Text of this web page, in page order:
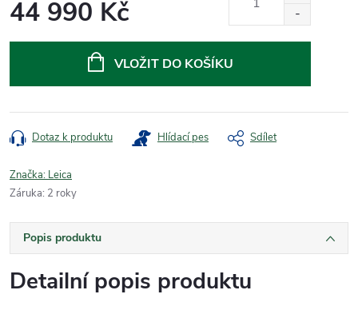
44 990 Kč
VLOŽIT DO KOŠÍKU
Dotaz k produktu Hlídací pes Sdílet
Značka: Leica
Záruka: 2 roky
Popis produktu
Detailní popis produktu